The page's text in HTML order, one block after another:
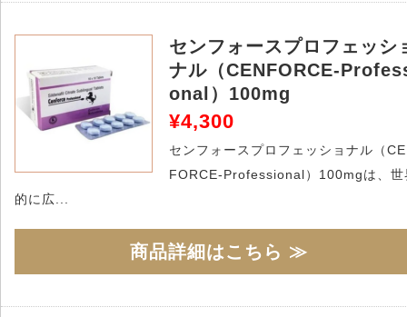
センフォースプロフェッシ
ナル（CENFORCE-
onal）100mg
¥4,300
センフォースプロフェッショナル（
FORCE-Professional）100mgは、世
的に広...
商品詳細はこちら ≫